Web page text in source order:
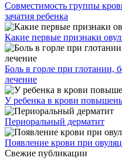
Совместимость группы
зачатия ребенка
Какие первые признаки
Боль в горле при глотании,
лечение
У ребенка в крови
Периоральный дерматит
Появление крови при
Свежие публикации